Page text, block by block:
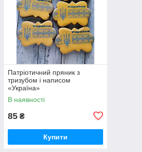
Патріотичний пряник з
тризубом і написом
«Україна»
В наявності
85 ₴
Купити